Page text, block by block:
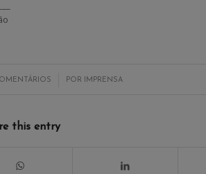
/ POR IMPRENSA
this entry